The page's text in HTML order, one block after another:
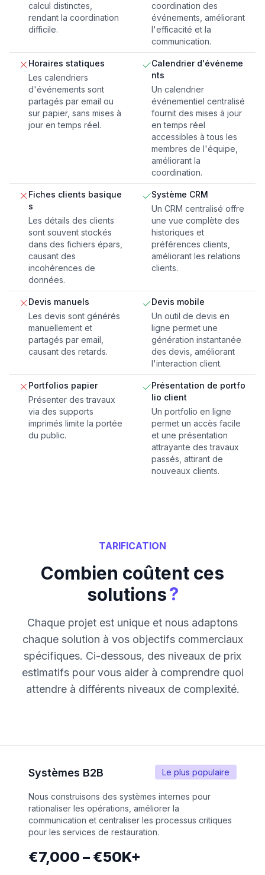
calcul distinctes,
rendant la coordination
difficile.
coordination des
événements, améliorant
l'efficacité et la
communication.
Horaires statiques
Les calendriers
d'événements sont
partagés par email ou
sur papier, sans mises à
jour en temps réel.
Calendrier d'événeme
nts
Un calendrier
événementiel centralisé
fournit des mises à jour
en temps réel
accessibles à tous les
membres de l'équipe,
améliorant la
coordination.
Fiches clients basique
s
Les détails des clients
sont souvent stockés
dans des fichiers épars,
causant des
incohérences de
données.
Système CRM
Un CRM centralisé offre
une vue complète des
historiques et
préférences clients,
améliorant les relations
clients.
Devis manuels
Les devis sont générés
manuellement et
partagés par email,
causant des retards.
Devis mobile
Un outil de devis en
ligne permet une
génération instantanée
des devis, améliorant
l'interaction client.
Portfolios papier
Présenter des travaux
via des supports
imprimés limite la portée
du public.
Présentation de portfo
lio client
Un portfolio en ligne
permet un accès facile
et une présentation
attrayante des travaux
passés, attirant de
nouveaux clients.
TARIFICATION
Combien coûtent ces
solutions?
Chaque projet est unique et nous adaptons
chaque solution à vos objectifs commerciaux
spécifiques. Ci-dessous, des niveaux de prix
estimatifs pour vous aider à comprendre quoi
attendre à différents niveaux de complexité.
Le plus populaire
Systèmes B2B
Nous construisons des systèmes internes pour
rationaliser les opérations, améliorer la
communication et centraliser les processus critiques
pour les services de restauration.
€7,000 – €50K+